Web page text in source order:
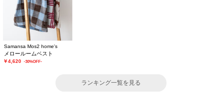
Samansa Mos2 home's
メロールームベスト
￥4,620 -30%OFF-
ランキング一覧を見る